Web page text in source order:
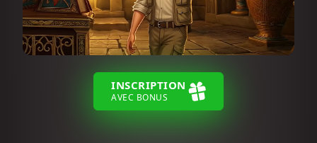
INSCRIPTION
AVEC BONUS